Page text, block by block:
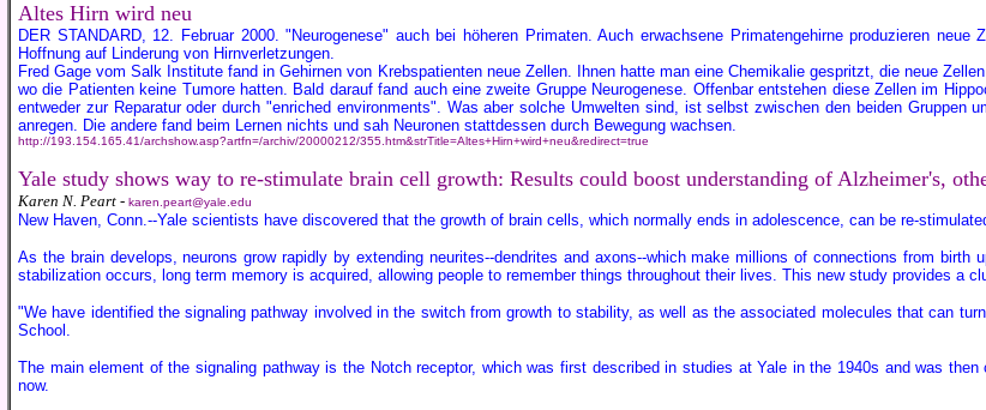
Altes Hirn wird neu
DER STANDARD, 12. Februar 2000. "Neurogenese" auch bei höheren Primaten. Auch erwachsene Primatengehirne produzieren
Hoffnung auf Linderung von Hirnverletzungen.
Fred Gage vom Salk Institute fand in Gehirnen von Krebspatienten neue Zellen. Ihnen hatte man eine Chemikalie gespritzt, die neue
wo die Patienten keine Tumore hatten. Bald darauf fand auch eine zweite Gruppe Neurogenese. Offenbar entstehen diese Zellen im
entweder zur Reparatur oder durch "enriched environments". Was aber solche Umwelten sind, ist selbst zwischen den beiden Gruppen
anregen. Die andere fand beim Lernen nichts und sah Neuronen stattdessen durch Bewegung wachsen.
http://193.154.165.41/archshow.asp?artfn=/archiv/20000212/355.htm&strTitle=Altes+Hirn+wird+neu&redirect=true
Yale study shows way to re-stimulate brain cell growth: Results could boost understanding of Alzheimer's,
Karen N. Peart - karen.peart@yale.edu
New Haven, Conn.--Yale scientists have discovered that the growth of brain cells, which normally ends in adolescence, can be re-
As the brain develops, neurons grow rapidly by extending neurites--dendrites and axons--which make millions of connections from
stabilization occurs, long term memory is acquired, allowing people to remember things throughout their lives. This new study provides a
"We have identified the signaling pathway involved in the switch from growth to stability, as well as the associated molecules that can
School.
The main element of the signaling pathway is the Notch receptor, which was first described in studies at Yale in the 1940s and was
now.